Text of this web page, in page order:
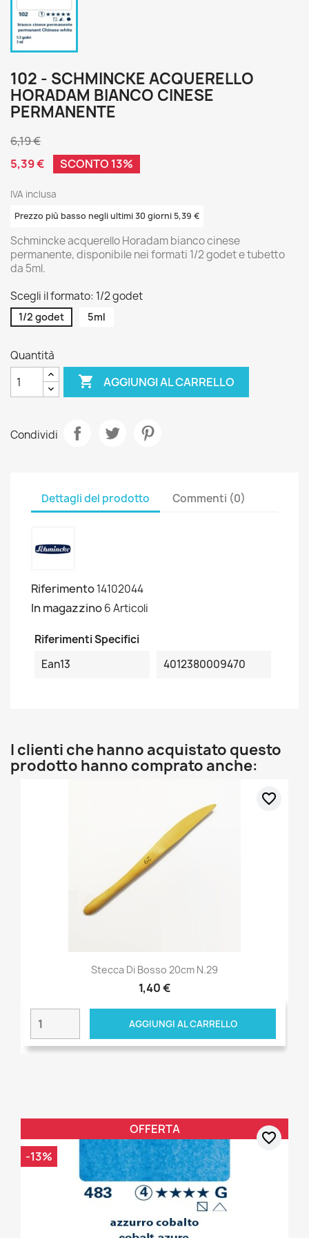
102 - SCHMINCKE ACQUERELLO
HORADAM BIANCO CINESE
PERMANENTE
6,19 €
5,39 €
SCONTO 13%
IVA inclusa
Prezzo più basso negli ultimi 30 giorni 5,39 €
Schmincke acquerello Horadam bianco cinese
permanente, disponibile nei formati 1/2 godet e tubetto
da 5ml.
Scegli il formato: 1/2 godet
1/2 godet 5ml
Quantità
 AGGIUNGI AL CARRELLO
Condividi
Dettagli del prodotto Commenti (0)
Riferimento14102044
In magazzino6 Articoli
Riferimenti Specifici
Ean13
4012380009470
I clienti che hanno acquistato questo
prodotto hanno comprato anche:
Stecca Di Bosso 20cm N.29
1,40 €
AGGIUNGI AL CARRELLO
favorite_border
OFFERTA
-13%
favorite_border